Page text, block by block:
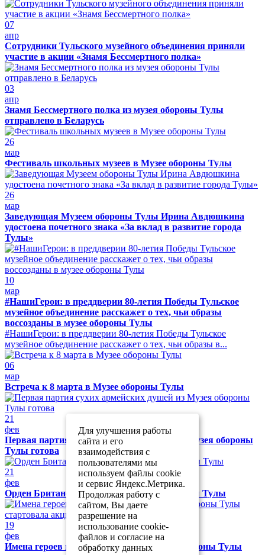
07
апр
Сотрудники Тульского музейного объединения приняли
участие в акции «Знамя Бессмертного полка»
03
апр
Знамя Бессмертного полка из музея обороны Тулы
отправлено в Беларусь
26
мар
Фестиваль школьных музеев в Музее обороны Тулы
26
мар
Заведующая Музеем обороны Тулы Ирина Авдюшкина
удостоена почетного знака «За вклад в развитие города
Тулы»
10
мар
#НашиГерои: в преддверии 80-летия Победы Тульское
музейное объединение расскажет о тех, чьи образы
воссозданы в музее обороны Тулы
#НашиГерои: в преддверии 80-летия Победы Тульское
музейное объединение расскажет о тех, чьи образы в...
06
мар
Встреча к 8 марта в Музее обороны Тулы
21
фев
Первая партия сухих армейских душей из Музея обороны
Тулы готова
21
фев
Орден Британской империи в Музее обороны Тулы
19
фев
Имена героев на одном полотне: в музее обороны Тулы
Для улучшения работы
сайта и его
взаимодействия с
пользователями мы
используем файлы cookie
и сервис Яндекс.Метрика.
Продолжая работу с
сайтом, Вы даете
разрешение на
использование cookie-
файлов и согласие на
обработку данных